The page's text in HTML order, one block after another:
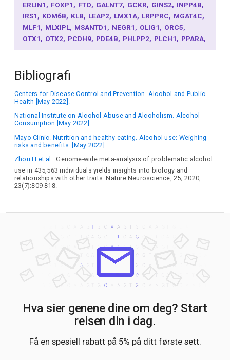
ERLIN1 FOXP1 FTO GALNT7 GCKR GINS2 INPP4B
IRS1 KDM6B KLB LEAP2 LMX1A LRPPRC MGAT4C
MLF1 MLXIPL MSANTD1 NEGR1 OLIG1 ORC5
OTX1 OTX2 PCDH9 PDE4B PHLPP2 PLCH1 PPARA
PPP4C PSMD2 PTGER3 RAB11FIP4 RALGPS1
SIX3 SLC39A13
STH
TRIM66 VPS37D VRK2 XPNPEP1 ZBTB37 ZFHX3
ZNF462 ZW10
Bibliografi
Centers for Disease Control and Prevention. Alcohol and Public
Health [May 2022].
National Institute on Alcohol Abuse and Alcoholism. Alcohol
Consumption [May 2022]
Mayo Clinic. Nutrition and healthy eating. Alcohol use: Weighing
risks and benefits. [May 2022]
Zhou H et al. Genome-wide meta-analysis of problematic alcohol
use in 435,563 individuals yields insights into biology and
relationships with other traits. Nature Neuroscience, 25; 2020,
23(7):809-818.
Hva sier genene dine om deg? Start
reisen din i dag.
Få en spesiell rabatt på 5% på ditt første sett.